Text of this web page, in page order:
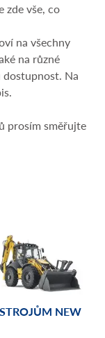
zde vše, co
na všechny
na různé
Na
prosím směřujte
NEW